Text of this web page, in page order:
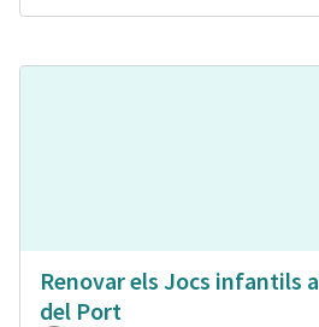
Renovar els Jocs infantils
del Port